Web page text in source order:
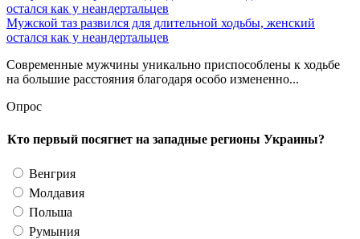
Мужской таз развился для длительной ходьбы, женский
остался как у неандертальцев
Современные мужчины уникально приспособлены к ходьбе
на большие расстояния благодаря особо измененно...
Опрос
Кто первый посягнет на западные регионы Украины?
Венгрия
Молдавия
Польша
Румыния